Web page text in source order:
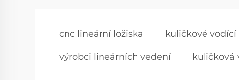
cnc lineární ložiska kuličkové vodící
výrobci lineárních vedení kuličková